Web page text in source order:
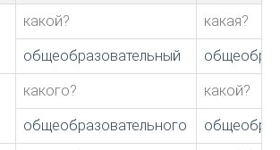
какой? какая?
общеобразовательный
какого? какой?
общеобразовательного